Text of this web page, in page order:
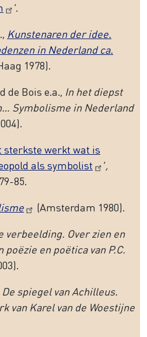
’.
Kunstenaren der idee.
in Nederland ca.
1978).
de Bois e.a., In het diepst
Symbolisme in Nederland
sterkste werkt wat is
als symbolist
’,
85.
(Amsterdam 1980).
verbeelding. Over zien en
en poëtica van P.C.
De spiegel van Achilleus.
van Karel van de Woestijne